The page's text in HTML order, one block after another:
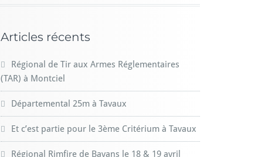
Articles récents
Régional de Tir aux Armes Réglementaires
(TAR) à Montciel
Départemental 25m à Tavaux
Et c’est partie pour le 3ème Critérium à Tavaux
Régional Rimfire de Bavans le 18 & 19 avril